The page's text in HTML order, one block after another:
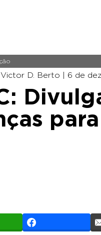
Victor D. Berto | 6 de